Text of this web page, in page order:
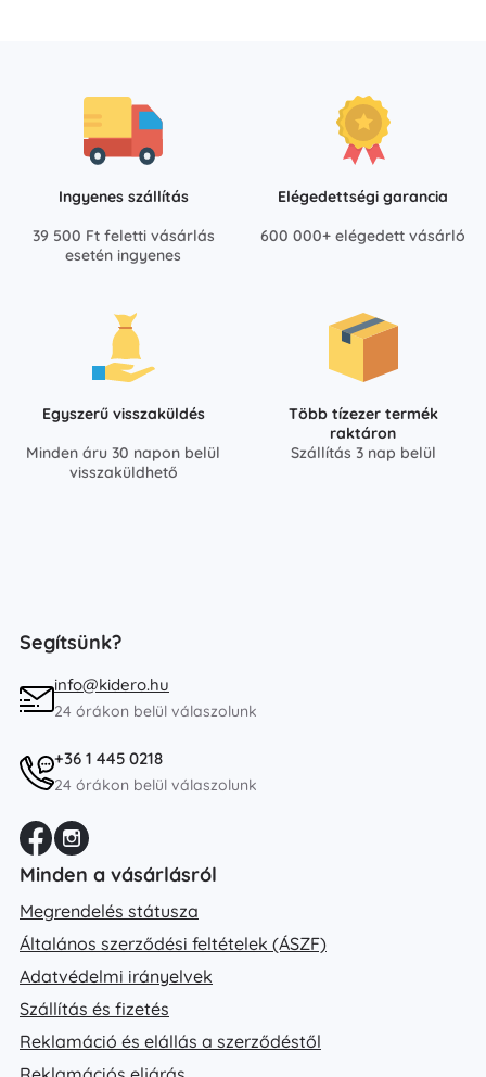
Ingyenes szállítás
39 500 Ft feletti vásárlás
esetén ingyenes
Elégedettségi garancia
600 000+ elégedett vásárló
Egyszerű visszaküldés
Minden áru 30 napon belül
visszaküldhető
Több tízezer termék
raktáron
Szállítás 3 nap belül
Segítsünk?
info@kidero.hu
24 órákon belül válaszolunk
+36 1 445 0218
24 órákon belül válaszolunk
Minden a vásárlásról
Megrendelés státusza
Általános szerződési feltételek (ÁSZF)
Adatvédelmi irányelvek
Szállítás és fizetés
Reklamáció és elállás a szerződéstől